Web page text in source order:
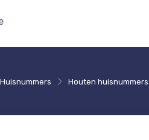
Huisnummers Houten huisnummers